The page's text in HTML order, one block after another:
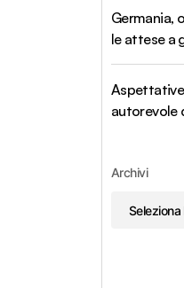
Germania,
le attese a
Aspettative
autorevole
Archivi